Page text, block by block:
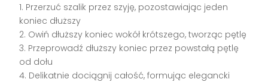
1. Przerzuć szalik przez szyję, pozostawiając jeden
koniec dłuższy
2. Owiń dłuższy koniec wokół krótszego, tworząc pętlę
3. Przeprowadź dłuższy koniec przez powstałą pętlę
od dołu
4. Delikatnie dociągnij całość, formując elegancki